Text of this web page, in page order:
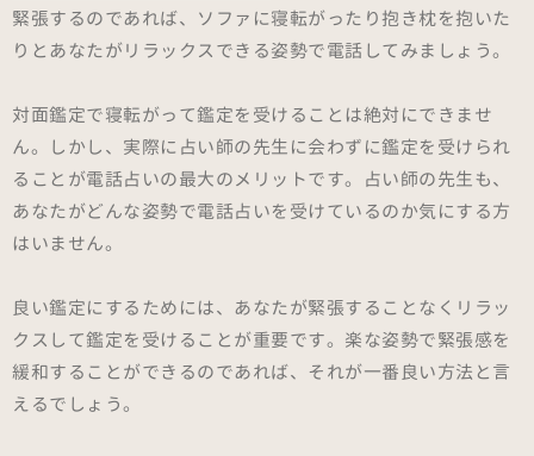
緊張するのであれば、ソファに寝転がったり抱き枕を抱いた
りとあなたがリラックスできる姿勢で電話してみましょう。
対面鑑定で寝転がって鑑定を受けることは絶対にできませ
ん。しかし、実際に占い師の先生に会わずに鑑定を受けられ
ることが電話占いの最大のメリットです。占い師の先生も、
あなたがどんな姿勢で電話占いを受けているのか気にする方
はいません。
良い鑑定にするためには、あなたが緊張することなくリラッ
クスして鑑定を受けることが重要です。楽な姿勢で緊張感を
緩和することができるのであれば、それが一番良い方法と言
えるでしょう。